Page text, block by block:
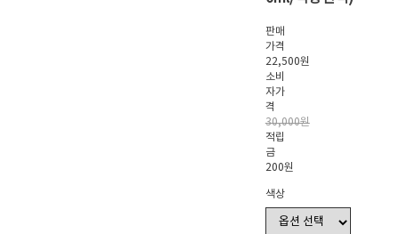
판매
가격
22,500원
소비
자가
격
30,000원
적립
금
200원
색상